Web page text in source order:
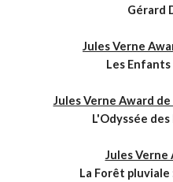
Gérard
Jules Verne
Les
Jules Verne Award
L'Odyssée des
Jules Verne
La Forêt pluviale